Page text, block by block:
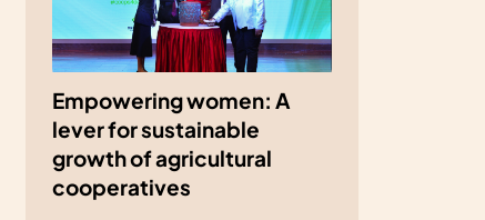
Empowering women: A
lever for sustainable
growth of agricultural
cooperatives